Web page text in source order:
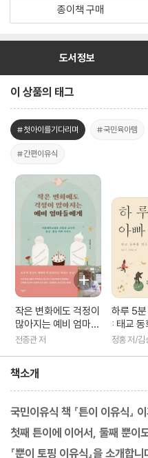
종이책 구매
도서정보
이 상품의 태그
#첫아이를기다리며 #국민육아템
#간편이유식
작은 변화에도 걱정이
많아지는 예비 엄마들
에게
전종관 저
하루 5분
: 태교 동
간 · 지혜
정홍 저/김
책소개
국민이유식 책 『튼이 이유식』
첫째 튼이에 이어서, 둘째 뿐이
『뿐이 토핑 이유식』을 소개합니